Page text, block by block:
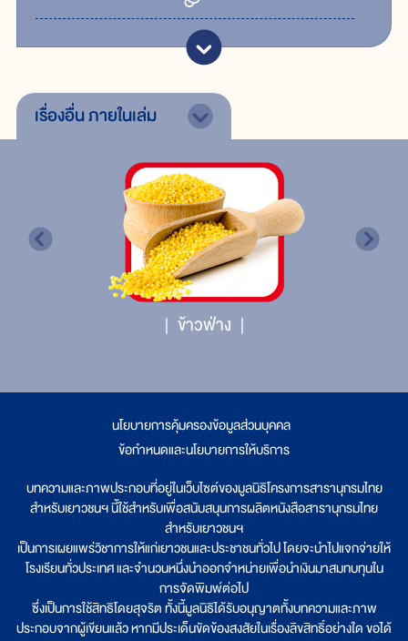
เรื่องอื่นภายในเล่ม
ข้าวฟ่าง
นโยบายการคุ้มครองข้อมูลส่วนบุคคล
ข้อกำหนดและนโยบายการให้บริการ
บทความและภาพประกอบที่อยู่ในเว็บไซต์ของมูลนิธิโครงการสารานุกรมไทย
สำหรับเยาวชนฯ นี้ใช้สำหรับเพื่อสนับสนุนการผลิตหนังสือสารานุกรมไทย
สำหรับเยาวชนฯ
เป็นการเผยแพร่วิชาการให้แก่เยาวชนและประชาชนทั่วไป โดยจะนำไปแจกจ่ายให้
โรงเรียนทั่วประเทศ และจำนวนหนึ่งนำออกจำหน่ายเพื่อนำเงินมาสมทบทุนใน
การจัดพิมพ์ต่อไป
ซึ่งเป็นการใช้สิทธิโดยสุจริต ทั้งนี้มูลนิธิได้รับอนุญาตทั้งบทความและภาพ
ประกอบจากผู้เขียนแล้ว หากมีประเด็นขัดข้องสงสัยในเรื่องลิขสิทธิ์อย่างใด ขอได้